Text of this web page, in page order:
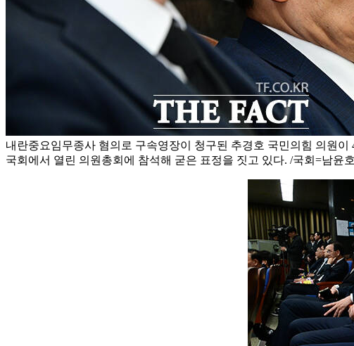
내란중요임무종사 혐의로 구속영장이 청구된 추경호 국민의힘 의원이
국회에서 열린 의원총회에 참석해 굳은 표정을 짓고 있다. /국회=남윤